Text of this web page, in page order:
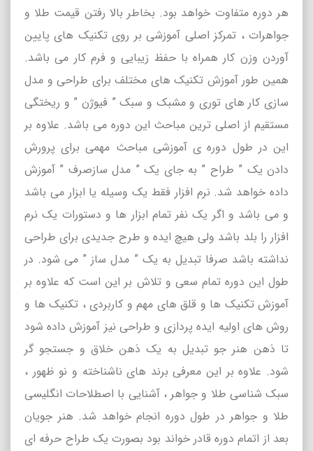
هر دوره متفاوت خواهد بود. بخاطر بالا رفتن قیمت طلا و
جواهرات ، تمرکز اصلی آموزشی بر روی تکنیک های پایین
آوردن وزن کار همراه با حفظ زیبایی و فرم کار می باشد.
همین طور آموزش تکنیک های مختلف برای طراحی و مدل
سازی کار های توری و مشبک و سبک ” فیوژن ” و ریختگی
مستقیم از اصلی ترین مباحث این دوره می باشد. علاوه بر
این در طول دوره ی آموزشی مباحث مهمی برای پرورش
دادن یک ” طراح ” به جای یک ” مدل سازصرف ” آموزش
داده خواهد شد. نرم افزار فقط یک وسیله یا ابزار می باشد
و می باشد و اگر یک نفر تمام ابزار ها و دستورات یک نرم
افزار را بلد باشد ولی هیچ ایده و طرح جدیدی برای طراحی
نداشته باشد صرفا تبدیل به یک ” مدل ساز ” می شود. در
طول این دوره تمام سعی و تلاش بر این است که علاوه بر
آموزش تکنیک ها و قلق های مهم و کاربردی ، تکنیک ها و
روش های اولیه ایده پردازی و طراحی نیز آموزش داده شود
تا ذهن هنر جو تبدیل به یک ذهن خلاق و جستجو گر
شود. علاوه بر این معرفی برند های ناشناخته و نو ظهور ،
سبک شناسی طلا و جواهر ، آشنایی با اصطلاحات انگلیسی
طلا و جواهر در طول دوره انجام خواهد شد. هنر جویان
بعد از اتمام دوره قادر خواند بود بصورت یک طراح حرفه ای